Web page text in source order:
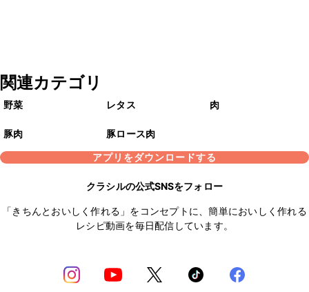
関連カテゴリ
野菜 レタス 肉
豚肉
豚ロース肉
アプリをダウンロードする
クラシルの公式SNSをフォロー
「きちんとおいしく作れる」をコンセプトに、簡単においしく作れる
レシピ動画を毎日配信しています。